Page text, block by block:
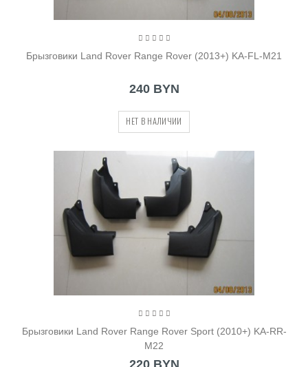
Брызговики Land Rover Range Rover (2013+) KA-FL-M21
240 BYN
НЕТ В НАЛИЧИИ
Брызговики Land Rover Range Rover Sport (2010+) KA-RR-
M22